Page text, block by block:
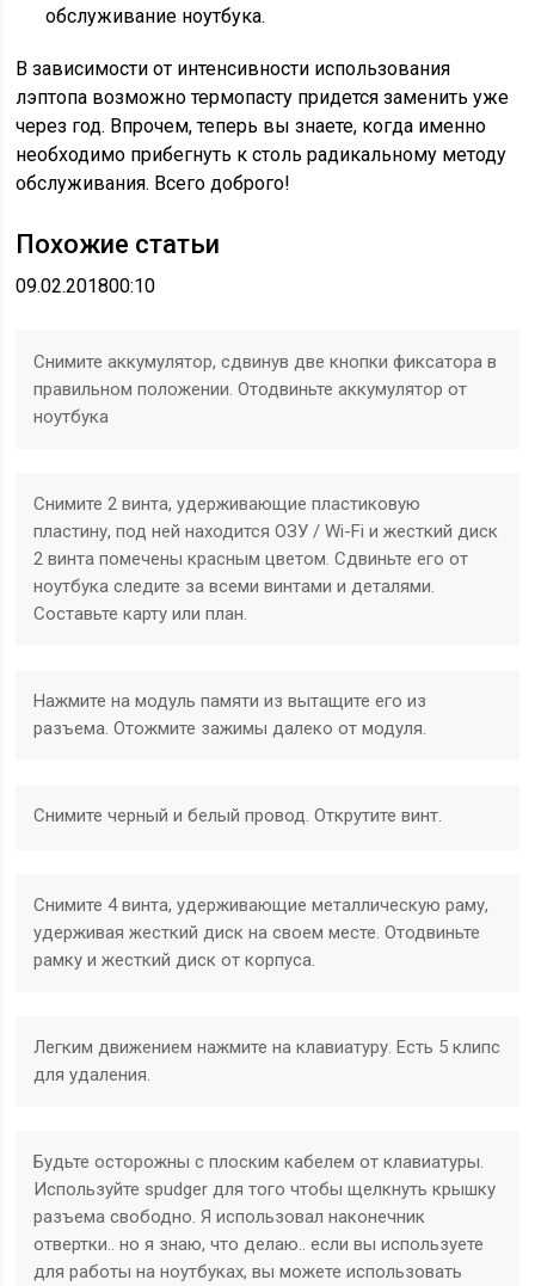
обслуживание ноутбука.
В зависимости от интенсивности использования
лэптопа возможно термопасту придется заменить уже
через год. Впрочем, теперь вы знаете, когда именно
необходимо прибегнуть к столь радикальному методу
обслуживания. Всего доброго!
Похожие статьи
09.02.201800:10
Снимите аккумулятор, сдвинув две кнопки фиксатора в
правильном положении. Отодвиньте аккумулятор от
ноутбука
Снимите 2 винта, удерживающие пластиковую
пластину, под ней находится ОЗУ / Wi-Fi и жесткий диск
2 винта помечены красным цветом. Сдвиньте его от
ноутбука следите за всеми винтами и деталями.
Составьте карту или план.
Нажмите на модуль памяти из вытащите его из
разъема. Отожмите зажимы далеко от модуля.
Снимите черный и белый провод. Открутите винт.
Снимите 4 винта, удерживающие металлическую раму,
удерживая жесткий диск на своем месте. Отодвиньте
рамку и жесткий диск от корпуса.
Легким движением нажмите на клавиатуру. Есть 5 клипс
для удаления.
Будьте осторожны с плоским кабелем от клавиатуры.
Используйте spudger для того чтобы щелкнуть крышку
разъема свободно. Я использовал наконечник
отвертки.. но я знаю, что делаю.. если вы используете
для работы на ноутбуках, вы можете использовать